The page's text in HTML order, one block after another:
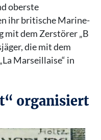
oberste
ihr britische Marine-
mit dem Zerstörer „B
die mit dem
Marseillaise“ in
organisiert